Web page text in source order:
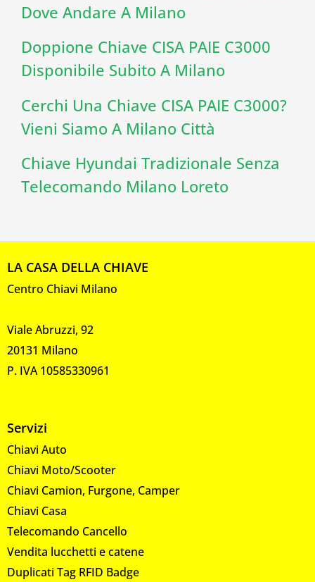
Dove Andare A Milano
Doppione Chiave CISA PAIE C3000
Disponibile Subito A Milano
Cerchi Una Chiave CISA PAIE C3000?
Vieni Siamo A Milano Città
Chiave Hyundai Tradizionale Senza
Telecomando Milano Loreto
LA CASA DELLA CHIAVE
Centro Chiavi Milano
Viale Abruzzi, 92
20131 Milano
P. IVA 10585330961
Servizi
Chiavi Auto
Chiavi Moto/Scooter
Chiavi Camion, Furgone, Camper
Chiavi Casa
Telecomando Cancello
Vendita lucchetti e catene
Duplicati Tag RFID Badge